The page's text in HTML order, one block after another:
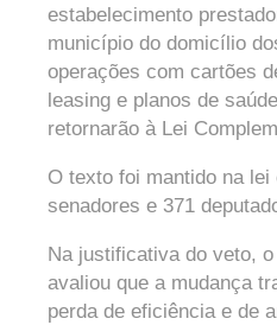
estabelecimento
município do domicílio
operações com cartões
leasing e planos de
retornarão à Lei
O texto foi mantido na
senadores e 371
Na justificativa do veto,
avaliou que a mudança
perda de eficiência e de